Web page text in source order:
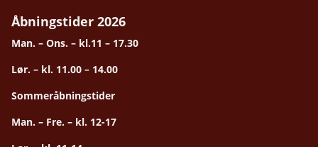
Åbningstider 2026
Man. – Ons. – kl.11 – 17.30
Lør. – kl. 11.00 – 14.00
Sommeråbningstider
Man. – Fre. – kl. 12-17